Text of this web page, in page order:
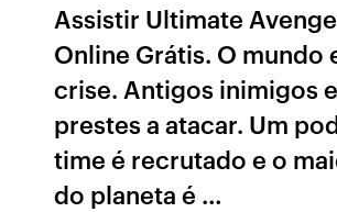
Assistir Ultimate
Online Grátis. O mundo
crise. Antigos inimigos
prestes a atacar. Um
time é recrutado e o
do planeta é …